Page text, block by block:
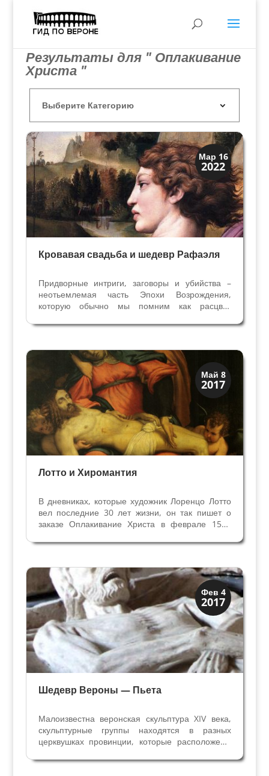
Результаты для " Оплакивание
Христа "
Мар 16
2022
Династии
Заговоры и войны
Кровавая свадьба и шедевр Рафаэля
Придворные интриги, заговоры и убийства –
неотьемлемая часть Эпохи Возрождения,
которую обычно мы помним как расцвет
Ренессанс отмечен и чередой грязных и
убиты герцоги Милана Джованни...
Май 8
2017
Искусство
Символы
Лотто и Хиромантия
В дневниках, которые художник Лоренцо Лотто
вел последние 30 лет жизни, он так пишет о
заказе Оплакивание Христа в феврале 1545
умирающая на руках Святого Иоанна и
два ангелочка у головы и у...
Фев 4
2017
Верона
Средневековая
Шедевр Вероны — Пьета
Малоизвестна веронская скульптура XIV века,
скульптурные группы находятся в разных
церквушках провинции, которые расположены
закрыты для посетителей. Скульптура в Вероне